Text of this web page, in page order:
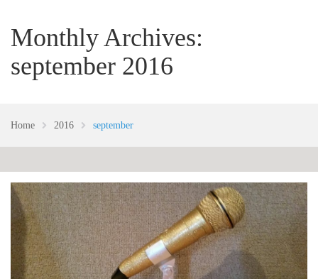
Monthly Archives:
september 2016
Home 2016 september